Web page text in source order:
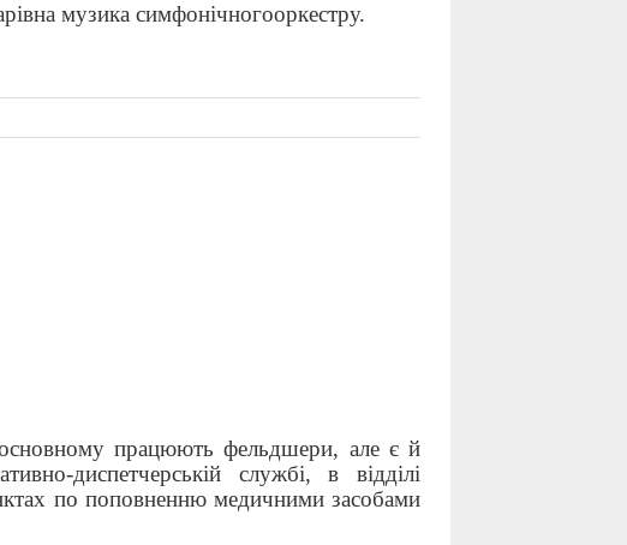
музика симфонічногооркестру.
працюють фельдшери, але є й
диспетчерській службі, в відділі
по поповненню медичними засобами